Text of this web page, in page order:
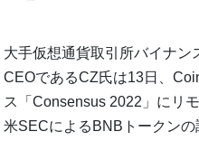
大手仮想通貨取引所バイナン
CEOであるCZ氏は13日、
ス「Consensus 2022」にリ
米SECによるBNBトークンの